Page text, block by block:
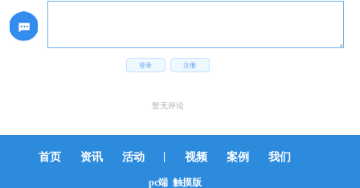
登录 注册
暂无评论
首页 资讯 活动 | 视频 案例 我们
pc端 触摸版